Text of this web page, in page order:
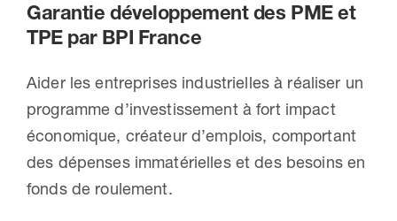
Garantie développement des PME et
TPE par BPI France
Aider les entreprises industrielles à réaliser un
programme d’investissement à fort impact
économique, créateur d’emplois, comportant
des dépenses immatérielles et des besoins en
fonds de roulement.